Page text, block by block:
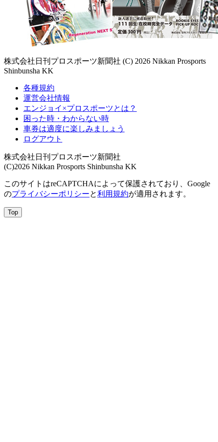
株式会社日刊プロスポーツ新聞社 (C) 2026 Nikkan Prosports
Shinbunsha KK
各種規約
運営会社情報
エンジョイ×プロスポーツとは？
困った時・わからない時
車券は適度に楽しみましょう
ログアウト
株式会社日刊プロスポーツ新聞社
(C)2026 Nikkan Prosports Shinbunsha KK
このサイトはreCAPTCHAによって保護されており、Google
のプライバシーポリシーと利用規約が適用されます。
Top